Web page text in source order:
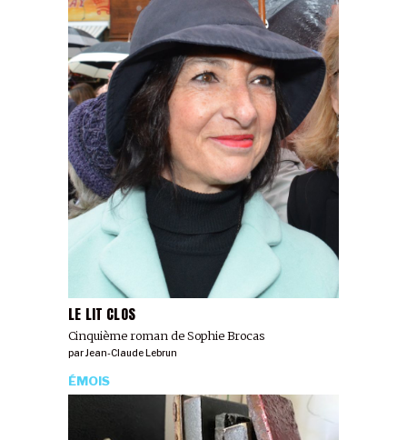
LE LIT CLOS
Cinquième roman de Sophie Brocas
parJean-Claude Lebrun
ÉMOIS